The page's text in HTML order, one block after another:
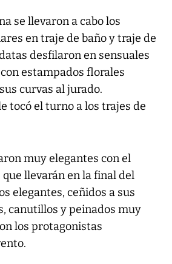
se llevaron a cabo los
en traje de baño y traje de
desfilaron en sensuales
estampados florales
curvas al jurado.
tocó el turno a los trajes de
muy elegantes con el
llevarán en la final del
elegantes, ceñidos a sus
canutillos y peinados muy
los protagonistas